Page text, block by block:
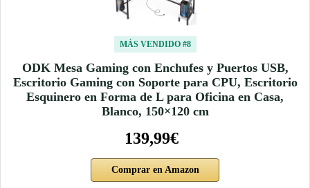
MÁS VENDIDO #8
ODK Mesa Gaming con Enchufes y Puertos USB,
Escritorio Gaming con Soporte para CPU, Escritorio
Esquinero en Forma de L para Oficina en Casa,
Blanco, 150×120 cm
139,99€
Comprar en Amazon